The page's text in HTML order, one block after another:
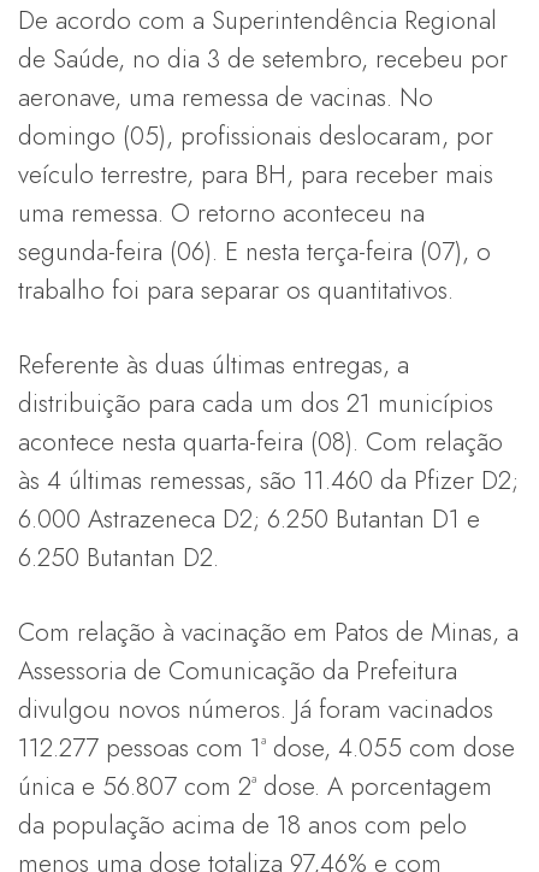
De acordo com a Superintendência Regional
de Saúde, no dia 3 de setembro, recebeu por
aeronave, uma remessa de vacinas. No
domingo (05), profissionais deslocaram, por
veículo terrestre, para BH, para receber mais
uma remessa. O retorno aconteceu na
segunda-feira (06). E nesta terça-feira (07), o
trabalho foi para separar os quantitativos.
Referente às duas últimas entregas, a
distribuição para cada um dos 21 municípios
acontece nesta quarta-feira (08). Com relação
às 4 últimas remessas, são 11.460 da Pfizer D2;
6.000 Astrazeneca D2; 6.250 Butantan D1 e
6.250 Butantan D2.
Com relação à vacinação em Patos de Minas, a
Assessoria de Comunicação da Prefeitura
divulgou novos números. Já foram vacinados
112.277 pessoas com 1ª dose, 4.055 com dose
única e 56.807 com 2ª dose. A porcentagem
da população acima de 18 anos com pelo
menos uma dose totaliza 97,46% e com